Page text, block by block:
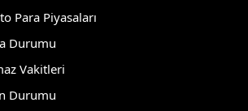
Para Piyasaları
Durumu
Vakitleri
Durumu